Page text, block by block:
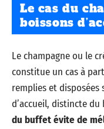
Le cas du
boissons
Le champagne ou le
constitue un cas à
remplies et
d’accueil, distincte
du buffet évite de